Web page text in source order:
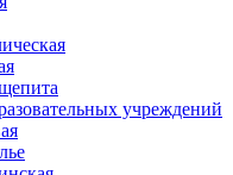
учреждений